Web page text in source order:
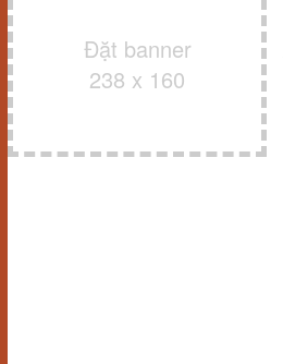
Đặt banner
238 x 160